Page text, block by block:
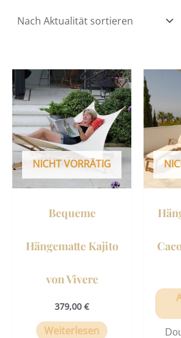
NICHT VORRÄTIG
Bequeme
Hängematte Kajito
von Vivere
379,00 €
Weiterlesen